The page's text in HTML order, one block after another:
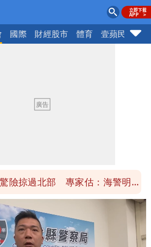
國際 財經股市 體育 壹蘋民調
能交代」 捐500萬獎學金延續愛
颱風逼近！鄭明典示警「恐遇黑潮
買一整桌卡盒
險掠過北部 專家估：海警明發
能相對低
」名字終於公開！被害人父淚喊
能交代」 捐500萬獎學金延續愛
風逼近！鄭明典示警「恐遇黑潮